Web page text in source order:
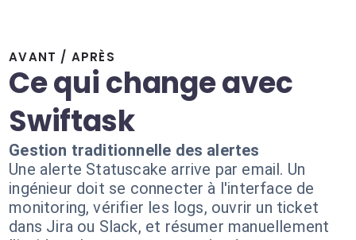
AVANT / APRÈS
Ce qui change avec
Swiftask
Gestion traditionnelle des alertes
Une alerte Statuscake arrive par email. Un
ingénieur doit se connecter à l'interface de
monitoring, vérifier les logs, ouvrir un ticket
dans Jira ou Slack, et résumer manuellement